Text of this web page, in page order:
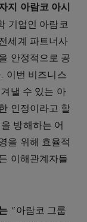
지 아람코 아시
기업인 아람코
세계 파트너사
안정적으로 공
이번 비즈니스
낼 수 있는 아
인정이라고 할
방해하는 어
을 위해 효율적
이해관계자들
“아람코 그룹